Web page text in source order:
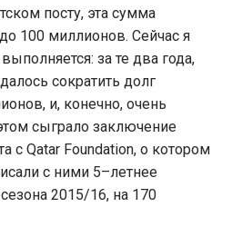
посту, эта сумма
100 миллионов. Сейчас я
за те два года,
сократить долг
и, конечно, очень
сыграло заключение
с Qatar Foundation, о котором
с ними 5–летнее
2015/16, на 170